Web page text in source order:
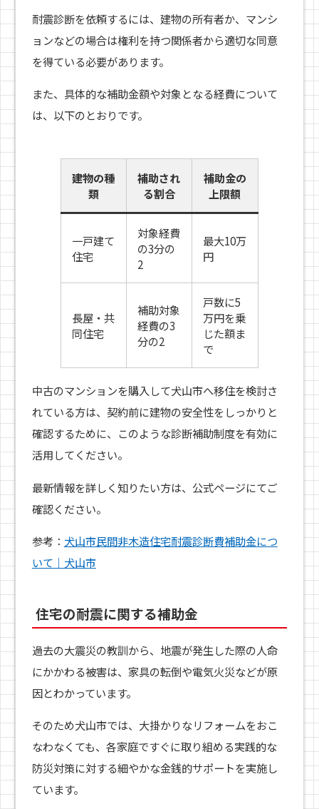
耐震診断を依頼するには、建物の所有者か、マンシ
ョンなどの場合は権利を持つ関係者から適切な同意
を得ている必要があります。
また、具体的な補助金額や対象となる経費について
は、以下のとおりです。
建物の種
類
補助され
る割合
補助金の
上限額
一戸建て
住宅
対象経費
の3分の
2
最大10万
円
長屋・共
同住宅
補助対象
経費の3
分の2
戸数に5
万円を乗
じた額ま
で
中古のマンションを購入して犬山市へ移住を検討さ
れている方は、契約前に建物の安全性をしっかりと
確認するために、このような診断補助制度を有効に
活用してください。
最新情報を詳しく知りたい方は、公式ページにてご
確認ください。
参考： 犬山市民間非木造住宅耐震診断費補助金につ
いて｜犬山市
住宅の耐震に関する補助金
過去の大震災の教訓から、地震が発生した際の人命
にかかわる被害は、家具の転倒や電気火災などが原
因とわかっています。
そのため犬山市では、大掛かりなリフォームをおこ
なわなくても、各家庭ですぐに取り組める実践的な
防災対策に対する細やかな金銭的サポートを実施し
ています。